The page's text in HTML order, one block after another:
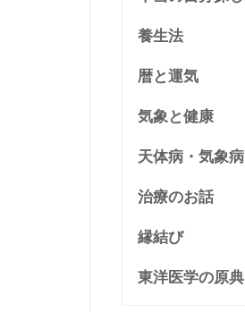
養生法
暦と運気
気象と健康
天体病・気象病
治療のお話
縁結び
東洋医学の原典